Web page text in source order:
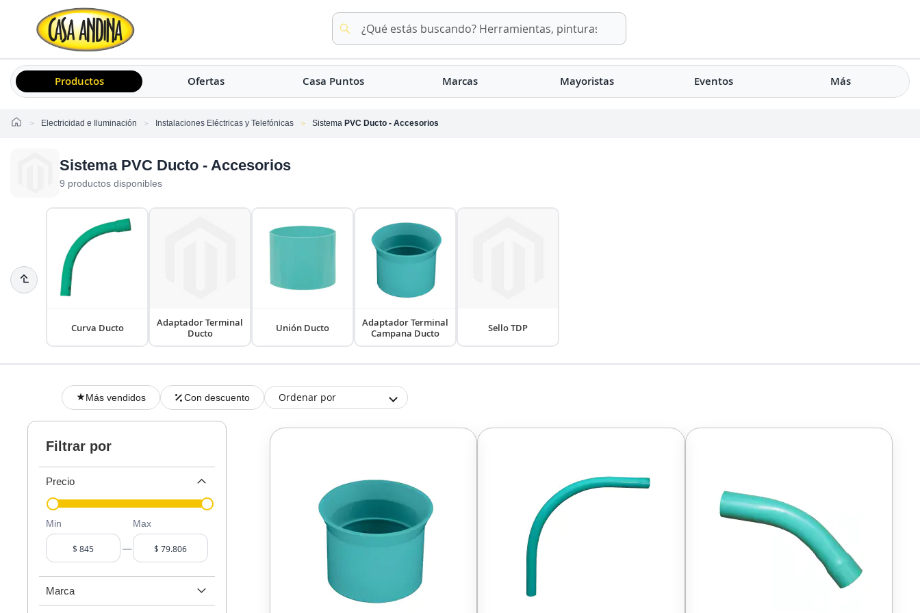
Buscar
Buscar
Productos Ofertas Casa Puntos Marcas Mayoristas Eventos Más
HomeElectricidad e Iluminación Instalaciones Eléctricas y Telefónicas Sistema PVC Ducto - Accesorios
Sistema PVC Ducto - Accesorios
9 productos disponibles
Curva Ducto
Adaptador Terminal
Ducto
Unión Ducto
Adaptador Terminal
Campana Ducto
Sello TDP
Más vendidos Con descuento Ordenar por
Filtrar por
Precio
Min
–
Max
Marca